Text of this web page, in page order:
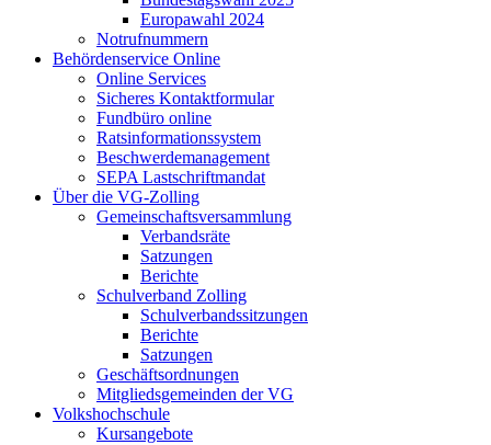
Europawahl 2024
Notrufnummern
Behördenservice Online
Online Services
Sicheres Kontaktformular
Fundbüro online
Ratsinformationssystem
Beschwerdemanagement
SEPA Lastschriftmandat
Über die VG-Zolling
Gemeinschaftsversammlung
Verbandsräte
Satzungen
Berichte
Schulverband Zolling
Schulverbandssitzungen
Berichte
Satzungen
Geschäftsordnungen
Mitgliedsgemeinden der VG
Volkshochschule
Kursangebote